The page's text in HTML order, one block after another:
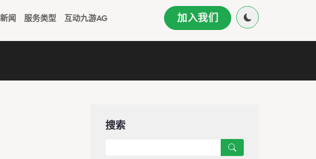
闻 服务类型 互动九游AG 加入我们
搜索